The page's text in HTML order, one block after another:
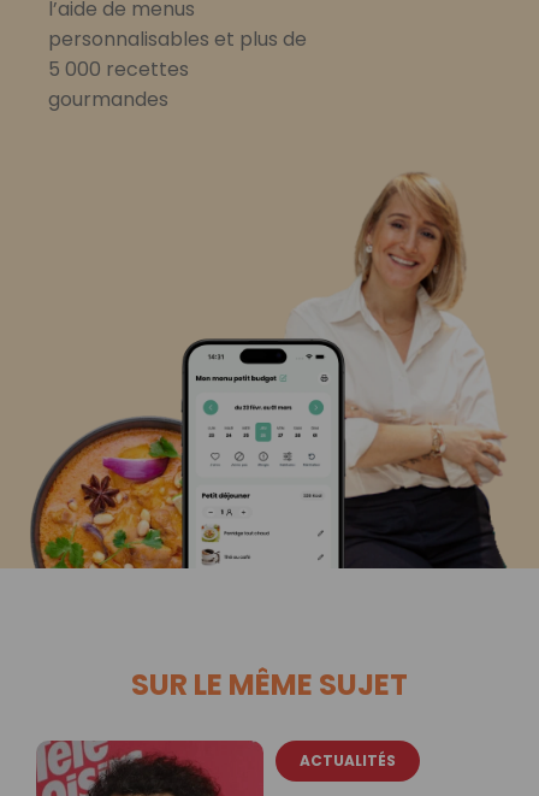
l’aide de menus
personnalisables et plus de
5 000 recettes
gourmandes
SUR LE MÊME SUJET
ACTUALITÉS